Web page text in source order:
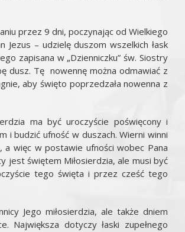
przez 9 dni, poczynając od Wielkiego
Jezus – udzielę duszom wszelkich łask
zapisana w „Dzienniczku” św. Siostry
dusz. Tę nowennę można odmawiać z
aby święto poprzedzała nowenna z
ma być uroczyście poświęcony i
i budzić ufność w duszach. Wierni winni
więc w postawie ufności wobec Pana
jest świętem Miłosierdzia, ale musi być
tego święta i przez cześć tego
Jego miłosierdzia, ale także dniem
Największa dotyczy łaski zupełnego